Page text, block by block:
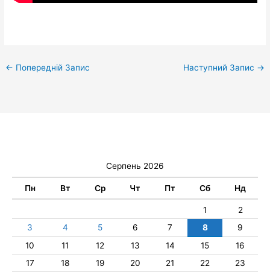
← Попередній Запис Наступний Запис →
Серпень 2026
Пн Вт Ср Чт Пт Сб Нд
1
2
3
4 5 6 7 8
9
10
11 12 13 14 15
16
17
18 19 20 21 22
23